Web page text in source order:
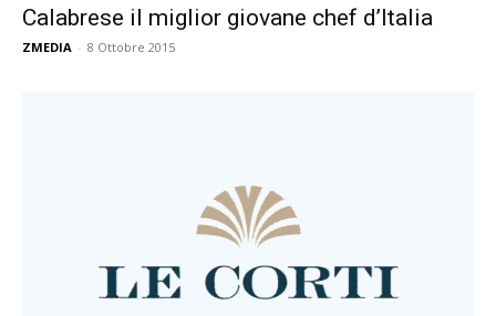
Calabrese il miglior giovane chef d’Italia
ZMEDIA - 8 Ottobre 2015